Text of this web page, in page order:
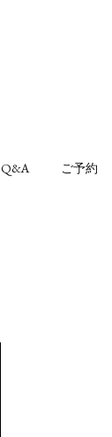
Q&A ご予約